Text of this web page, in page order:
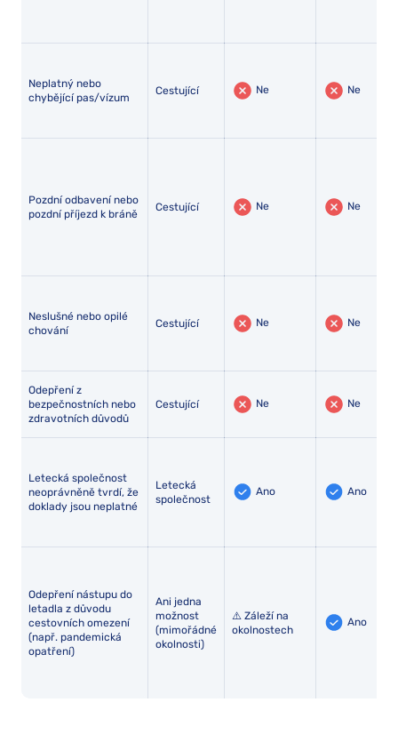
Neplatný nebo
chybějící pas/vízum
Cestující Ne Ne
Pozdní odbavení nebo
pozdní příjezd k bráně
Cestující Ne Ne
Neslušné nebo opilé
chování
Cestující Ne Ne
Odepření z
bezpečnostních nebo
zdravotních důvodů
Cestující Ne Ne
Letecká společnost
neoprávněně tvrdí, že
doklady jsou neplatné
Letecká
společnost
Ano Ano
Odepření nástupu do
letadla z důvodu
cestovních omezení
(např. pandemická
opatření)
Ani jedna
možnost
(mimořádné
okolnosti)
⚠️ Záleží na
okolnostech
Ano